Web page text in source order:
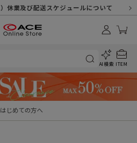
休業及び配送スケジュールについて
地震に伴う配送への影響について
ペーパーレス化（電子化）のお知らせ
・物量増等に伴う配送への影響について
詐欺サイトにご注意ください
ルが届かない場合に関しまして
合わせのご対応に関しまして
りすまし詐欺にご注意ください
AI検索 ITEM
はじめての方へ